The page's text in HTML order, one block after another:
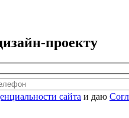
проекту
сайта и даю